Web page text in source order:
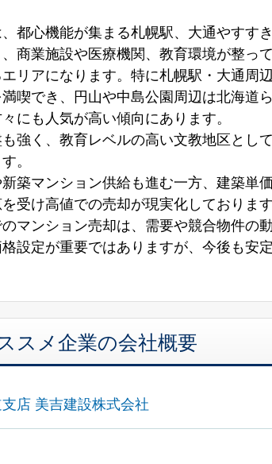
都心機能が集まる札幌駅、大通やすす
商業施設や医療機関、教育環境が整っ
リアになります。特に札幌駅・大通周
喫でき、円山や中島公園周辺は北海道
にも人気が高い傾向にあります。
強く、教育レベルの高い文教地区とし
。
築マンション供給も進む一方、建築単
受け高値での売却が現実化しております
マンション売却は、需要や競合物件の
設定が重要ではありますが、今後も安
スメ企業の会社概要
店 美吉建設株式会社